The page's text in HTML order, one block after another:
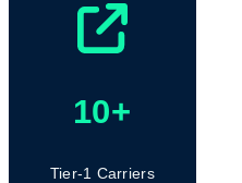
10+
Tier-1 Carriers